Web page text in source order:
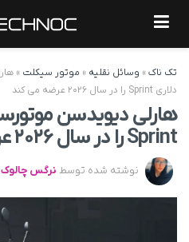
تک ناک» وسائل نقلیه » موتور سیکلت »
دلاری Sprint را در سال ۲۰۲۶ عرضه می کند
Sprint را در سال ۲۰۲۶ عرضه می کند
نوشته شده توسط نرگس چالوک